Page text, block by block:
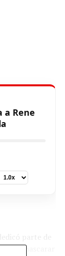
a Rene